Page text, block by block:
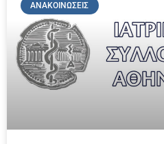
ΑΝΑΚΟΙΝΏΣΕΙΣ